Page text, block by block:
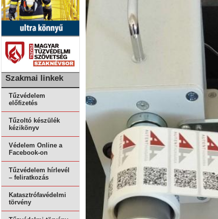
Szakmai linkek
Tűzvédelem
előfizetés
Tűzoltó készülék
kézikönyv
Védelem Online a
Facebook-on
Tűzvédelem hírlevél
– feliratkozás
Katasztrófavédelmi
törvény